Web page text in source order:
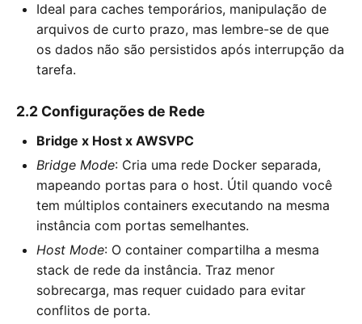
Ideal para caches temporários, manipulação de
arquivos de curto prazo, mas lembre-se de que
os dados não são persistidos após interrupção da
tarefa.
2.2 Configurações de Rede
Bridge x Host x AWSVPC
Bridge Mode: Cria uma rede Docker separada,
mapeando portas para o host. Útil quando você
tem múltiplos containers executando na mesma
instância com portas semelhantes.
Host Mode: O container compartilha a mesma
stack de rede da instância. Traz menor
sobrecarga, mas requer cuidado para evitar
conflitos de porta.